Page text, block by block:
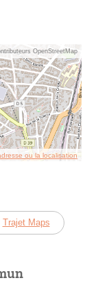
OpenStreetMap
ou la localisation
Trajet Maps